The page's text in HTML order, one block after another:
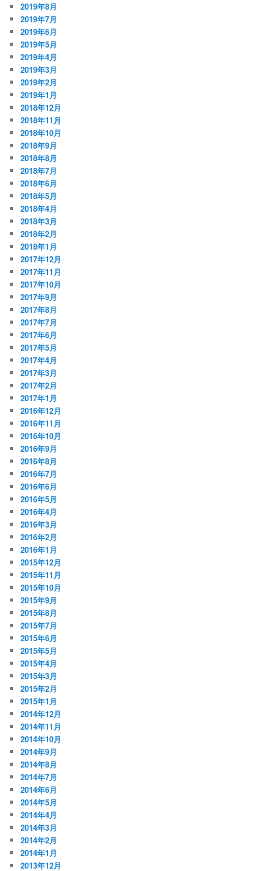
2019年8月
2019年7月
2019年6月
2019年5月
2019年4月
2019年3月
2019年2月
2019年1月
2018年12月
2018年11月
2018年10月
2018年9月
2018年8月
2018年7月
2018年6月
2018年5月
2018年4月
2018年3月
2018年2月
2018年1月
2017年12月
2017年11月
2017年10月
2017年9月
2017年8月
2017年7月
2017年6月
2017年5月
2017年4月
2017年3月
2017年2月
2017年1月
2016年12月
2016年11月
2016年10月
2016年9月
2016年8月
2016年7月
2016年6月
2016年5月
2016年4月
2016年3月
2016年2月
2016年1月
2015年12月
2015年11月
2015年10月
2015年9月
2015年8月
2015年7月
2015年6月
2015年5月
2015年4月
2015年3月
2015年2月
2015年1月
2014年12月
2014年11月
2014年10月
2014年9月
2014年8月
2014年7月
2014年6月
2014年5月
2014年4月
2014年3月
2014年2月
2014年1月
2013年12月